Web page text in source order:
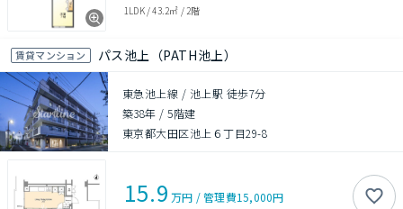
1LDK/43.2㎡ / 2階
賃貸マンション パス池上（PATH池上）
東急池上線 / 池上駅 徒歩7分
築38年 /5階建
東京都大田区池上６丁目29-8
15.9 万円 /管理費15,000円